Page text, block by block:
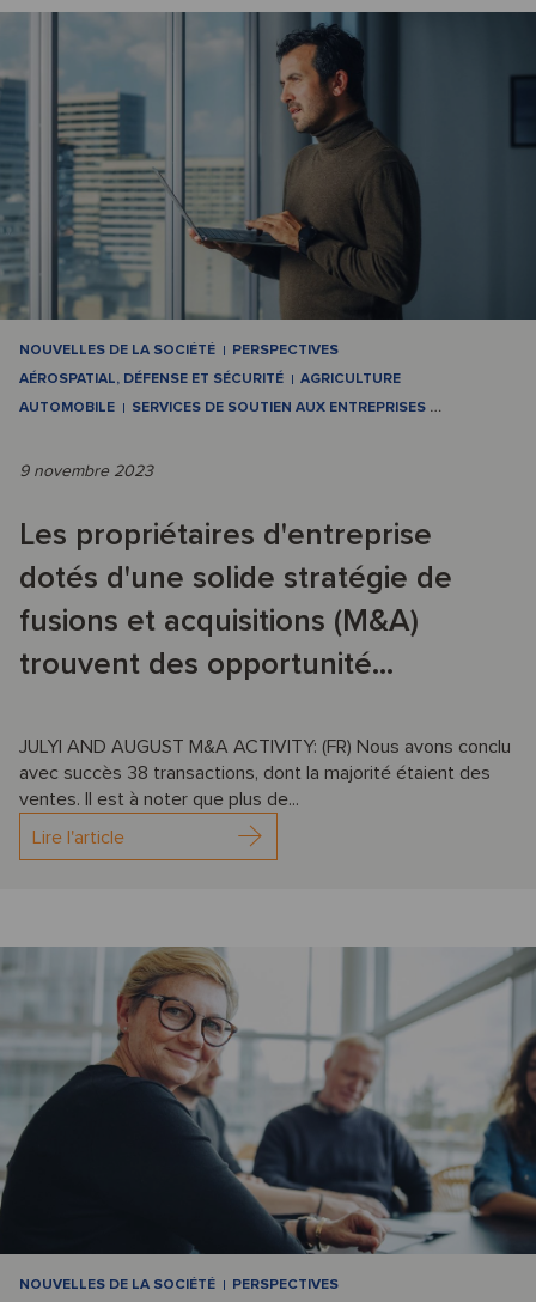
NOUVELLES DE LA SOCIÉTÉ
PERSPECTIVES
AÉROSPATIAL, DÉFENSE ET SÉCURITÉ
AGRICULTURE
AUTOMOBILE
SERVICES DE SOUTIEN AUX ENTREPRISES …
9 novembre 2023
Les propriétaires d'entreprise
dotés d'une solide stratégie de
fusions et acquisitions (M&A)
trouvent des opportunité...
JULYl AND AUGUST M&A ACTIVITY: (FR) Nous avons conclu
avec succès 38 transactions, dont la majorité étaient des
ventes. Il est à noter que plus de...
Lire l'article
NOUVELLES DE LA SOCIÉTÉ
PERSPECTIVES